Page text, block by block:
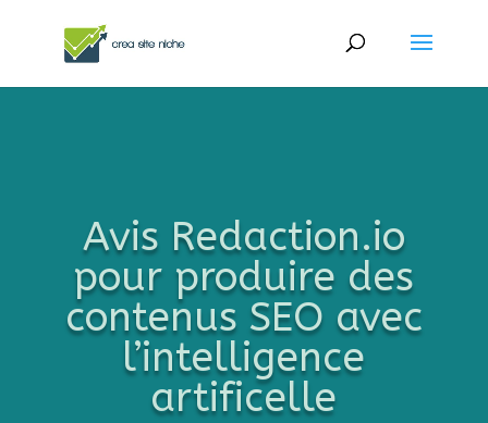
Avis Redaction.io
pour produire des
contenus SEO avec
l’intelligence
artificelle